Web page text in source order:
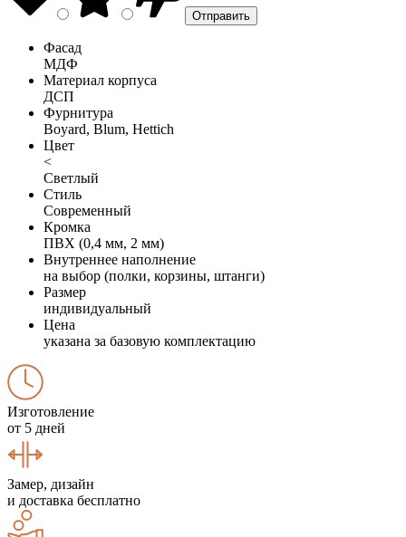
Фасад
МДФ
Материал корпуса
ДСП
Фурнитура
Boyard, Blum, Hettich
Цвет
<
Светлый
Стиль
Современный
Кромка
ПВХ (0,4 мм, 2 мм)
Внутреннее наполнение
на выбор (полки, корзины, штанги)
Размер
индивидуальный
Цена
указана за базовую комплектацию
Изготовление
от 5 дней
Замер, дизайн
и доставка бесплатно